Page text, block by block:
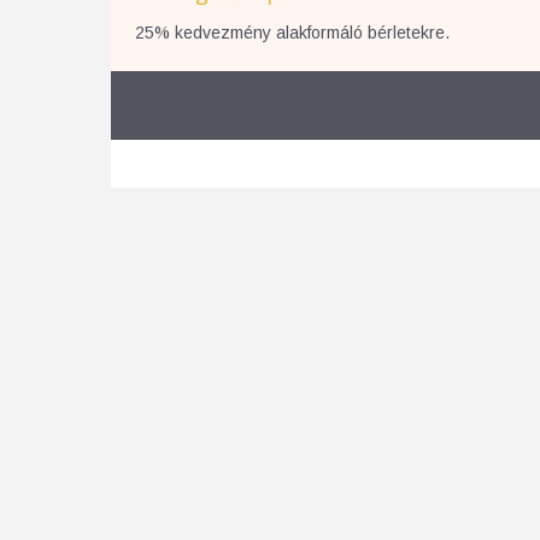
25% kedvezmény alakformáló bérletekre.